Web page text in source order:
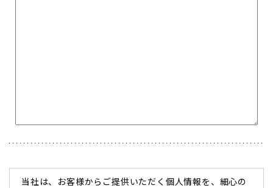
当社は、お客様からご提供いただく個人情報を、細心の